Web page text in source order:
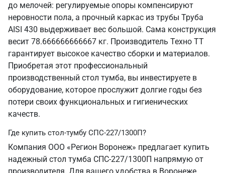
до мелочей: регулируемые опоры компенсируют
неровности пола, а прочный каркас из трубы Труба
AISI 430 выдерживает вес большой. Сама конструкция
весит 78.666666666667 кг. Производитель Техно ТТ
гарантирует высокое качество сборки и материалов.
Приобретая этот профессиональный
производственный стол тумба, вы инвестируете в
оборудование, которое прослужит долгие годы без
потери своих функциональных и гигиенических
качеств.
Где купить стол-тумбу СПС-227/1300П?
Компания ООО «Регион Воронеж» предлагает купить
надежный стол тумба СПС-227/1300П напрямую от